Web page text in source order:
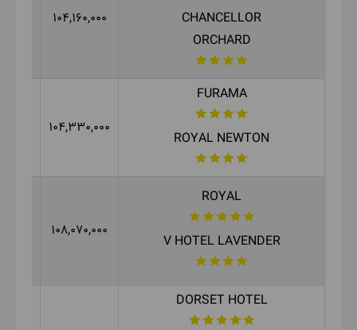
CHANCELLOR
ORCHARD
104,160,000
FURAMA
ROYAL NEWTON
104,330,000
ROYAL
V HOTEL LAVENDER
108,070,000
DORSET HOTEL